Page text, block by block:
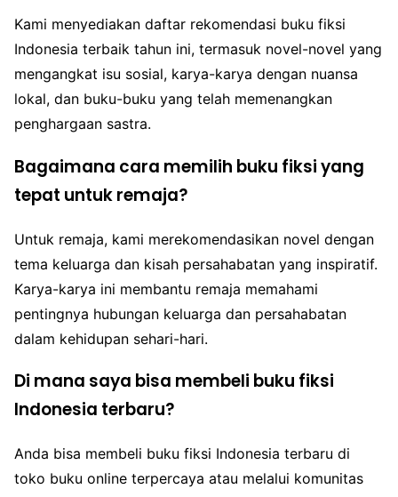
Kami menyediakan daftar rekomendasi buku fiksi
Indonesia terbaik tahun ini, termasuk novel-novel yang
mengangkat isu sosial, karya-karya dengan nuansa
lokal, dan buku-buku yang telah memenangkan
penghargaan sastra.
Bagaimana cara memilih buku fiksi yang
tepat untuk remaja?
Untuk remaja, kami merekomendasikan novel dengan
tema keluarga dan kisah persahabatan yang inspiratif.
Karya-karya ini membantu remaja memahami
pentingnya hubungan keluarga dan persahabatan
dalam kehidupan sehari-hari.
Di mana saya bisa membeli buku fiksi
Indonesia terbaru?
Anda bisa membeli buku fiksi Indonesia terbaru di
toko buku online terpercaya atau melalui komunitas